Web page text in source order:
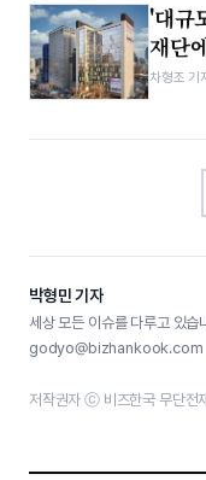
'대규
재단
차형조 기
박형민 기자
세상 모든 이슈를 다루고 있습
godyo@bizhankook.com
저작권자 ⓒ 비즈한국 무단전